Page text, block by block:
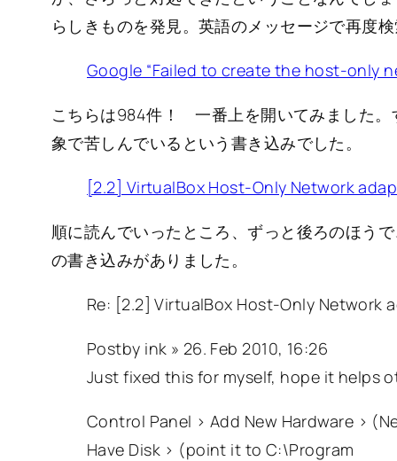
らしきものを発見。英語のメッセージで再度
Google “Failed to create the host-only
こちらは984件！ 一番上を開いてみました
象で苦しんでいるという書き込みでした。
[2.2] VirtualBox Host-Only Network
順に読んでいったところ、ずっと後ろのほう
の書き込みがありました。
Re: [2.2] VirtualBox Host-Only Network
Postby ink » 26. Feb 2010, 16:26
Just fixed this for myself, hope it helps
Control Panel > Add New Hardware >
Have Disk > (point it to C:\Program